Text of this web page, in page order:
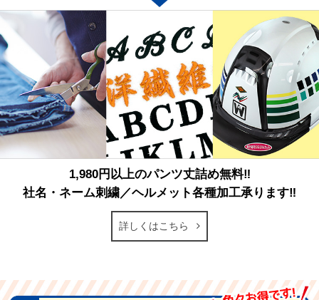
1,980円以上のパンツ丈詰め無料‼
社名・ネーム刺繍／ヘルメット各種加工承ります‼
詳しくはこちら